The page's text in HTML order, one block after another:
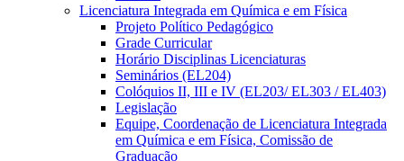
Licenciatura Integrada em Química e em Física
Projeto Político Pedagógico
Grade Curricular
Horário Disciplinas Licenciaturas
Seminários (EL204)
Colóquios II, III e IV (EL203/ EL303 / EL403)
Legislação
Equipe, Coordenação de Licenciatura Integrada
em Química e em Física, Comissão de
Graduação